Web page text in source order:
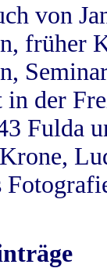
von
früher
der
Fulda